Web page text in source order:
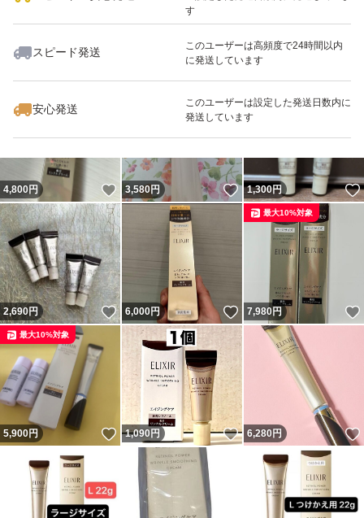
す
スピード発送
このユーザーは高頻度で24時間以内
に発送しています
安心発送
このユーザーは設定した発送日数内に
発送しています
いいね！
4,800
4,800円 いいね！
3,580円 いいね！
1,300円
2,690円 いいね！
6,000円 いいね！
7,980円
最大10%対象
5,900円 いいね！
最大10%対象
1,090 円 いいね！
6,280円